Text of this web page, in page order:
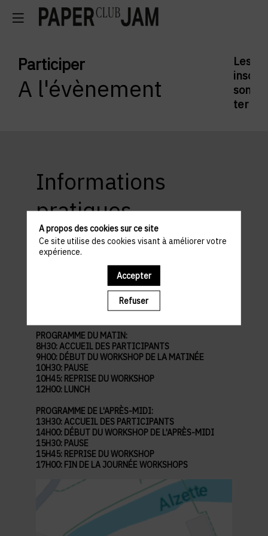
Participer
A l'évènement
Les
sont
Informations
pratiques
ACCÈS ET STATIONNEMENT
Abbaye de Neimënster
28 Rue Münster, 2160 Luxembourg
Parking à proximité :Parking Brasserie (Indigo)
PROGRAMME DU MATIN:
8H30: ACCUEIL DES PARTICIPANTS
9H00: DÉBUT DU WORKSHOP DE LA MATINÉE
10H30: PAUSE
10H45: REPRISE DU WORKSHOP
12H00: LUNCH
PROGRAMME DE L'APRÈS-MIDI:
13H30: ACCUEIL DES PARTICIPANTS
14H00: DÉBUT DU WORKSHOP DE L'APRÈS-MIDI
15H30: PAUSE
15H45: REPRISE DU WORKSHOP
17H00: FIN DE LA JOURNÉE WORKSHOPS
A propos des cookies sur ce site
Ce site utilise des cookies visant à améliorer votre
expérience.
Accepter
Refuser